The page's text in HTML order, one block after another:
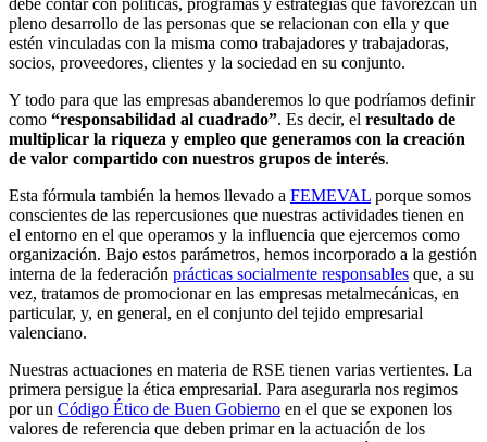
pleno desarrollo de las personas que se relacionan con ella y que
estén vinculadas con la misma como trabajadores y trabajadoras,
socios, proveedores, clientes y la sociedad en su conjunto.
Y todo para que las empresas abanderemos lo que podríamos definir
como “responsabilidad al cuadrado”. Es decir, el resultado de
multiplicar la riqueza y empleo que generamos con la creación
de valor compartido con nuestros grupos de interés.
Esta fórmula también la hemos llevado a FEMEVAL porque somos
conscientes de las repercusiones que nuestras actividades tienen en
el entorno en el que operamos y la influencia que ejercemos como
organización. Bajo estos parámetros, hemos incorporado a la gestión
interna de la federación prácticas socialmente responsables que, a su
vez, tratamos de promocionar en las empresas metalmecánicas, en
particular, y, en general, en el conjunto del tejido empresarial
valenciano.
Nuestras actuaciones en materia de RSE tienen varias vertientes. La
primera persigue la ética empresarial. Para asegurarla nos regimos
por un Código Ético de Buen Gobierno en el que se exponen los
valores de referencia que deben primar en la actuación de los